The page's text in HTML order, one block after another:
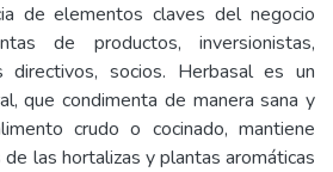
de elementos claves del negocio
de productos, inversionistas,
directivos, socios. Herbasal es un
que condimenta de manera sana y
crudo o cocinado, mantiene
las hortalizas y plantas aromáticas